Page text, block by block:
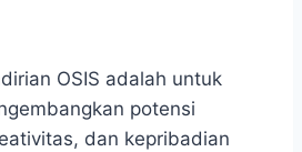
OSIS adalah untuk
potensi
dan kepribadian